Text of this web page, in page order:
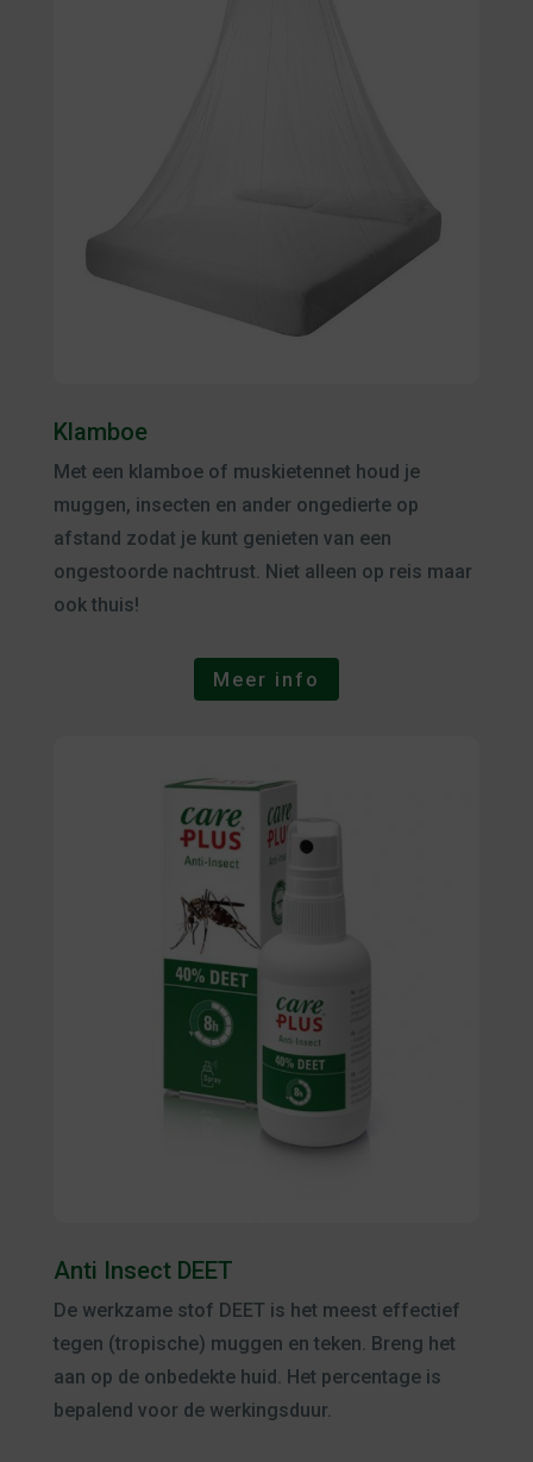
Klamboe
Met een klamboe of muskietennet houd je
muggen, insecten en ander ongedierte op
afstand zodat je kunt genieten van een
ongestoorde nachtrust. Niet alleen op reis maar
ook thuis!
Meer info
Anti Insect DEET
De werkzame stof DEET is het meest effectief
tegen (tropische) muggen en teken. Breng het
aan op de onbedekte huid. Het percentage is
bepalend voor de werkingsduur.